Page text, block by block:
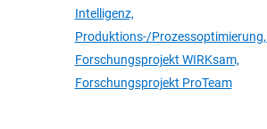
Intelligenz,
Produktions-/Prozessoptimierung,
Forschungsprojekt WIRKsam,
Forschungsprojekt ProTeam